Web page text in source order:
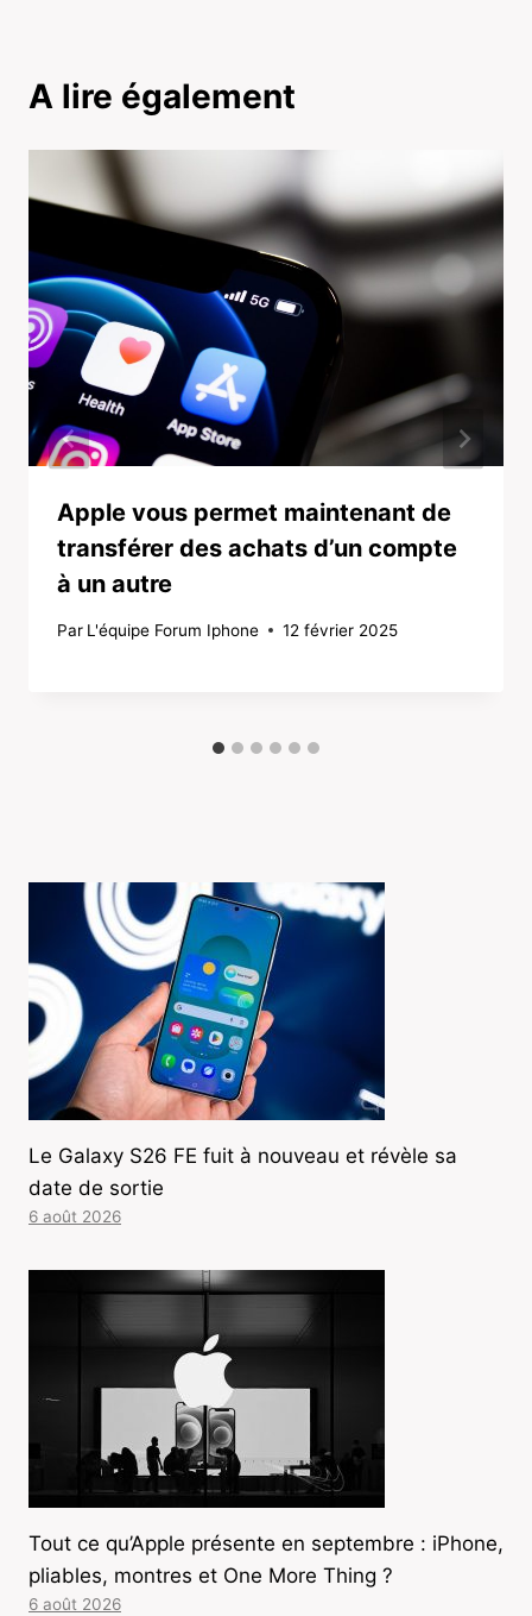
A lire également
Apple vous permet maintenant de
transférer des achats d’un compte
à un autre
Par L'équipe Forum Iphone 12 février 2025
Le Galaxy S26 FE fuit à nouveau et révèle sa
date de sortie
6 août 2026
Tout ce qu’Apple présente en septembre : iPhone,
pliables, montres et One More Thing ?
6 août 2026